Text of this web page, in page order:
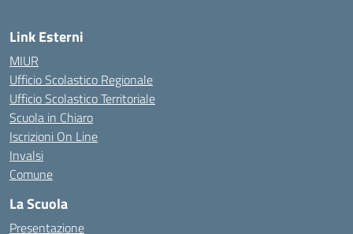
Link Esterni
MIUR
Ufficio Scolastico Regionale
Ufficio Scolastico Territoriale
Scuola in Chiaro
Iscrizioni On Line
Invalsi
Comune
La Scuola
Presentazione